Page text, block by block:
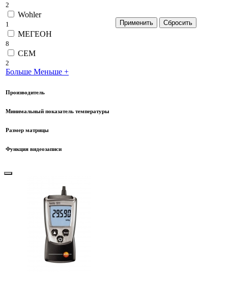
2
Wohler
1
МЕГЕОН
8
СЕМ
2
Больше Меньше +
Производитель
Минимальный показатель температуры
Размер матрицы
Функция видеозаписи